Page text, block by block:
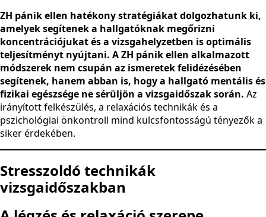
ZH pánik ellen hatékony stratégiákat dolgozhatunk ki,
amelyek segítenek a hallgatóknak megőrizni
koncentrációjukat és a vizsgahelyzetben is optimális
teljesítményt nyújtani. A ZH pánik ellen alkalmazott
módszerek nem csupán az ismeretek felidézésében
segítenek, hanem abban is, hogy a hallgató mentális és
fizikai egészsége ne sérüljön a vizsgaidőszak során. Az
irányított felkészülés, a relaxációs technikák és a
pszichológiai önkontroll mind kulcsfontosságú tényezők a
siker érdekében.
Stresszoldó technikák
vizsgaidőszakban